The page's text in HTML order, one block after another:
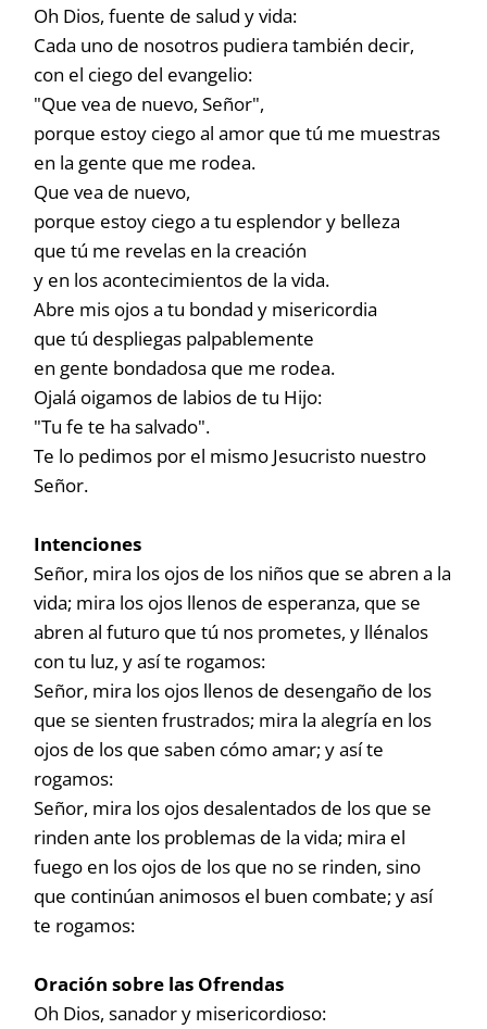
Oh Dios, fuente de salud y vida:
Cada uno de nosotros pudiera también decir,
con el ciego del evangelio:
"Que vea de nuevo, Señor",
porque estoy ciego al amor que tú me muestras
en la gente que me rodea.
Que vea de nuevo,
porque estoy ciego a tu esplendor y belleza
que tú me revelas en la creación
y en los acontecimientos de la vida.
Abre mis ojos a tu bondad y misericordia
que tú despliegas palpablemente
en gente bondadosa que me rodea.
Ojalá oigamos de labios de tu Hijo:
"Tu fe te ha salvado".
Te lo pedimos por el mismo Jesucristo nuestro
Señor.
Intenciones
Señor, mira los ojos de los niños que se abren a la
vida; mira los ojos llenos de esperanza, que se
abren al futuro que tú nos prometes, y llénalos
con tu luz, y así te rogamos:
Señor, mira los ojos llenos de desengaño de los
que se sienten frustrados; mira la alegría en los
ojos de los que saben cómo amar; y así te
rogamos:
Señor, mira los ojos desalentados de los que se
rinden ante los problemas de la vida; mira el
fuego en los ojos de los que no se rinden, sino
que continúan animosos el buen combate; y así
te rogamos:
Oración sobre las Ofrendas
Oh Dios, sanador y misericordioso: